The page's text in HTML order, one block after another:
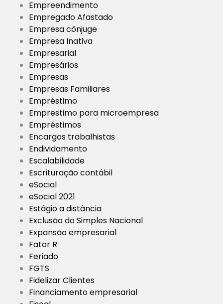
Empreendimento
Empregado Afastado
Empresa cônjuge
Empresa Inativa
Empresarial
Empresários
Empresas
Empresas Familiares
Empréstimo
Emprestimo para microempresa
Empréstimos
Encargos trabalhistas
Endividamento
Escalabilidade
Escrituração contábil
eSocial
eSocial 2021
Estágio a distância
Exclusão do Simples Nacional
Expansão empresarial
Fator R
Feriado
FGTS
Fidelizar Clientes
Financiamento empresarial